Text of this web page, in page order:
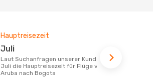
Hauptreisezeit
Juli
Laut Suchanfragen unserer Kunden ist
Juli die Hauptreisezeit für Flüge von
Aruba nach Bogota